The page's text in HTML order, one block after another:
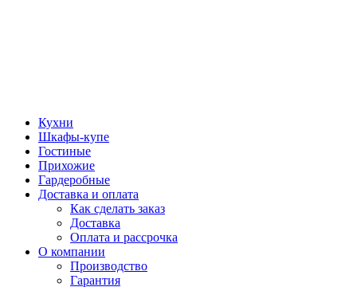
Кухни
Шкафы-купе
Гостиные
Прихожие
Гардеробные
Доставка и оплата
Как сделать заказ
Доставка
Оплата и рассрочка
О компании
Производство
Гарантия